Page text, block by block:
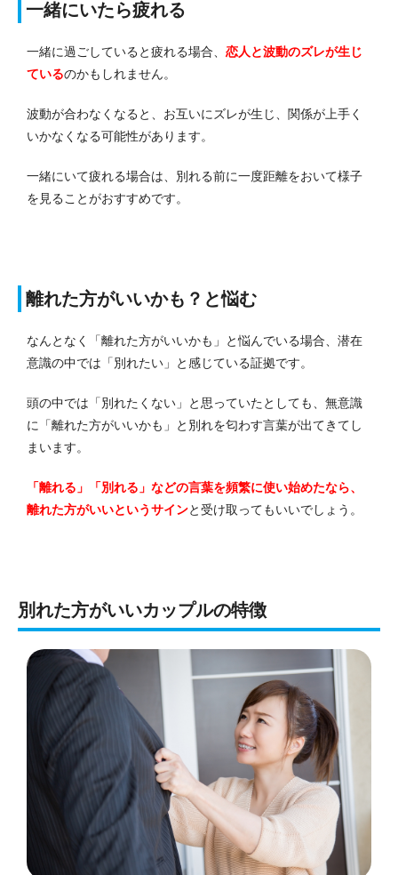
一緒にいたら疲れる
一緒に過ごしていると疲れる場合、 恋人と波動のズレが生じ
ているのかもしれません。
波動が合わなくなると、お互いにズレが生じ、関係が上手く
いかなくなる可能性があります。
一緒にいて疲れる場合は、別れる前に一度距離をおいて様子
を見ることがおすすめです。
離れた方がいいかも？と悩む
なんとなく「離れた方がいいかも」と悩んでいる場合、潜在
意識の中では「別れたい」と感じている証拠です。
頭の中では「別れたくない」と思っていたとしても、無意識
に「離れた方がいいかも」と別れを匂わす言葉が出てきてし
まいます。
「離れる」「別れる」などの言葉を頻繁に使い始めたなら、
離れた方がいいというサインと受け取ってもいいでしょう。
別れた方がいいカップルの特徴